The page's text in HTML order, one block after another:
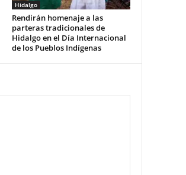
Hidalgo
Rendirán homenaje a las
parteras tradicionales de
Hidalgo en el Día Internacional
de los Pueblos Indígenas